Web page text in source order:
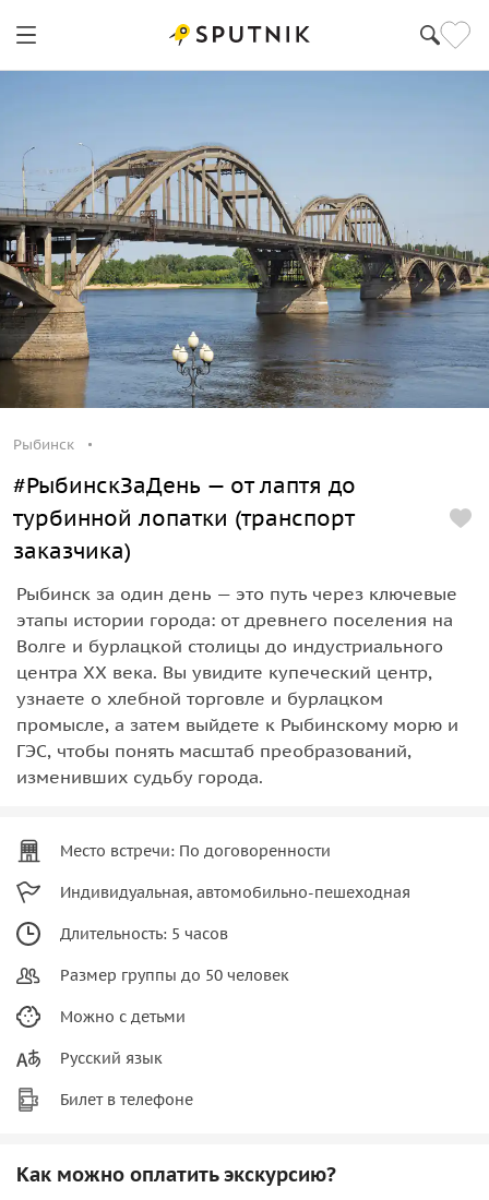
Рыбинск
#РыбинскЗаДень — от лаптя до
турбинной лопатки (транспорт
заказчика)
Рыбинск за один день — это путь через ключевые
этапы истории города: от древнего поселения на
Волге и бурлацкой столицы до индустриального
центра XX века. Вы увидите купеческий центр,
узнаете о хлебной торговле и бурлацком
промысле, а затем выйдете к Рыбинскому морю и
ГЭС, чтобы понять масштаб преобразований,
изменивших судьбу города.
Место встречи: По договоренности
Индивидуальная, автомобильно-пешеходная
Длительность: 5 часов
Размер группы до 50 человек
Можно с детьми
Русский язык
Билет в телефоне
Как можно оплатить экскурсию?